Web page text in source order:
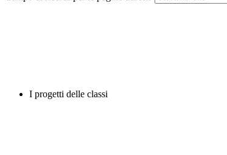
I progetti delle classi